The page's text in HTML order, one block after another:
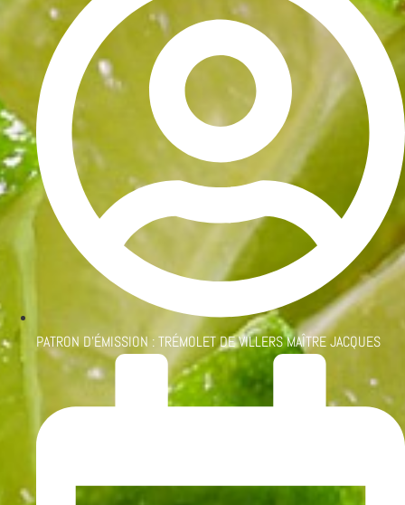
PATRON D'ÉMISSION :TRÉMOLET DE VILLERS MAÎTRE JACQUES